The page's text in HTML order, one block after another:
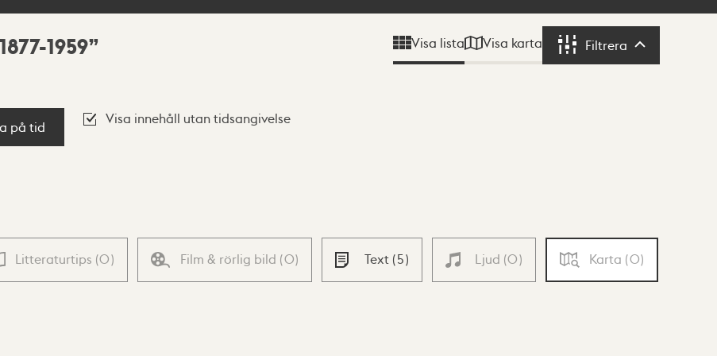
1959 Visa lista Visa karta Filtrera Filtrera
på tid
Visa innehåll utan tidsangivelse
Litteraturtips (0) Film & rörlig bild (0) Text (5) Ljud (0) Karta (0)